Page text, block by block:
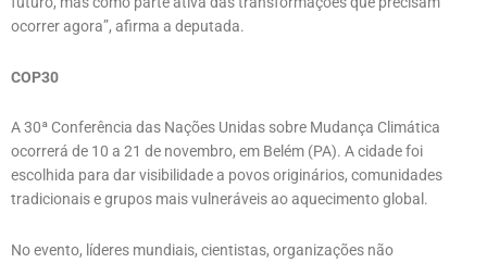
ocorrer agora”, afirma a deputada.
COP30
A 30ª Conferência das Nações Unidas sobre Mudança Climática
ocorrerá de 10 a 21 de novembro, em Belém (PA). A cidade foi
escolhida para dar visibilidade a povos originários, comunidades
tradicionais e grupos mais vulneráveis ao aquecimento global.
No evento, líderes mundiais, cientistas, organizações não